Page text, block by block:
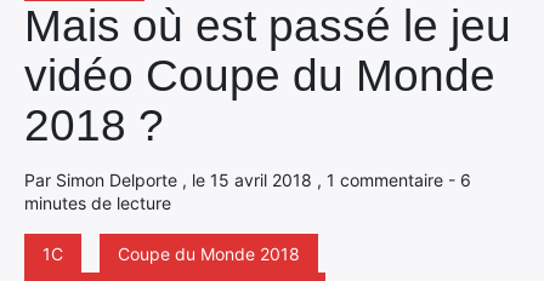
Mais où est passé le jeu
vidéo Coupe du Monde
2018 ?
Par Simon Delporte , le 15 avril 2018 , 1 commentaire - 6
minutes de lecture
1C
Coupe du Monde 2018